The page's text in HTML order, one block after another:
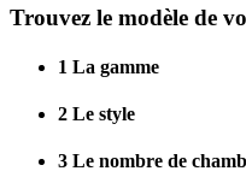
Trouvez le modèle de
1 La gamme
2 Le style
3 Le nombre de